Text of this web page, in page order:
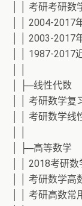
│ │ 考研考研
│ │ 2004-2017
│ │ 2003-2017
│ │ 1987-2017
│ ├─线性代数
│ │ 考研数学复
│ │ 考研数学
│ ├─高等数学
│ │ 2018考研
│ │ 考研数学
│ │ 考研高数